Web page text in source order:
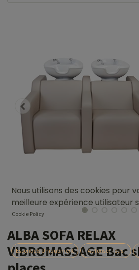
ALBA SOFA RELAX
VIBROMASSAGE Bac
Nous utilisons des cookies pour
meilleure expérience utilisateur
Cookie Policy
Essentiels Uniquement Autoriser Tous